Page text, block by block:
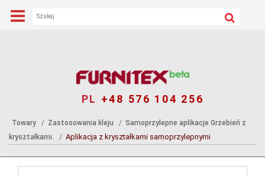
PL +48 576 104 256
Towary Zastosowania kleju
Samoprzylepne aplikacje Grzebień z
kryształkami.
Aplikacja z kryształkami samoprzylepnymi